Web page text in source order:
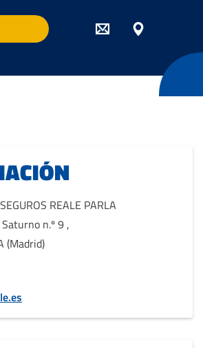
REALE PARLA
n.º 9 ,
(Madrid)